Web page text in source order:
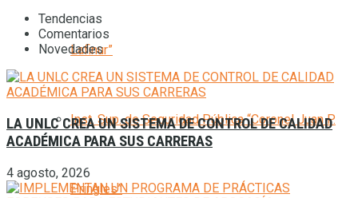
Lafinur”
Inst. Sup. de Seguridad Pública “Coronel Juan P.
Pringles”
Tendencias
Comentarios
Novedades
LA UNLC CREA UN SISTEMA DE CONTROL DE CALIDAD
ACADÉMICA PARA SUS CARRERAS
4 agosto, 2026